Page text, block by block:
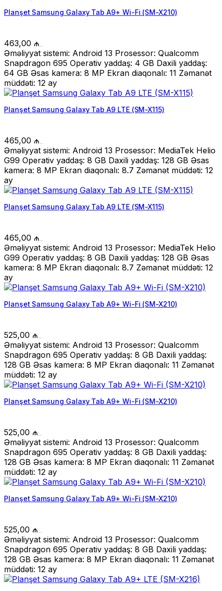
Planşet Samsung Galaxy Tab A9+ Wi-Fi (SM-X210)
463,00 ₼
Əməliyyat sistemi: Android 13 Prosessor: Qualcomm
Snapdragon 695 Operativ yaddaş: 4 GB Daxili yaddaş:
64 GB Əsas kamera: 8 MP Ekran diaqonalı: 11 Zəmanət
müddəti: 12 ay
Planşet Samsung Galaxy Tab A9 LTE (SM-X115)
465,00 ₼
Əməliyyat sistemi: Android 13 Prosessor: MediaTek Helio
G99 Operativ yaddaş: 8 GB Daxili yaddaş: 128 GB Əsas
kamera: 8 MP Ekran diaqonalı: 8.7 Zəmanət müddəti: 12
ay
Planşet Samsung Galaxy Tab A9 LTE (SM-X115)
465,00 ₼
Əməliyyat sistemi: Android 13 Prosessor: MediaTek Helio
G99 Operativ yaddaş: 8 GB Daxili yaddaş: 128 GB Əsas
kamera: 8 MP Ekran diaqonalı: 8.7 Zəmanət müddəti: 12
ay
Planşet Samsung Galaxy Tab A9+ Wi-Fi (SM-X210)
525,00 ₼
Əməliyyat sistemi: Android 13 Prosessor: Qualcomm
Snapdragon 695 Operativ yaddaş: 8 GB Daxili yaddaş:
128 GB Əsas kamera: 8 MP Ekran diaqonalı: 11 Zəmanət
müddəti: 12 ay
Planşet Samsung Galaxy Tab A9+ Wi-Fi (SM-X210)
525,00 ₼
Əməliyyat sistemi: Android 13 Prosessor: Qualcomm
Snapdragon 695 Operativ yaddaş: 8 GB Daxili yaddaş:
128 GB Əsas kamera: 8 MP Ekran diaqonalı: 11 Zəmanət
müddəti: 12 ay
Planşet Samsung Galaxy Tab A9+ Wi-Fi (SM-X210)
525,00 ₼
Əməliyyat sistemi: Android 13 Prosessor: Qualcomm
Snapdragon 695 Operativ yaddaş: 8 GB Daxili yaddaş:
128 GB Əsas kamera: 8 MP Ekran diaqonalı: 11 Zəmanət
müddəti: 12 ay